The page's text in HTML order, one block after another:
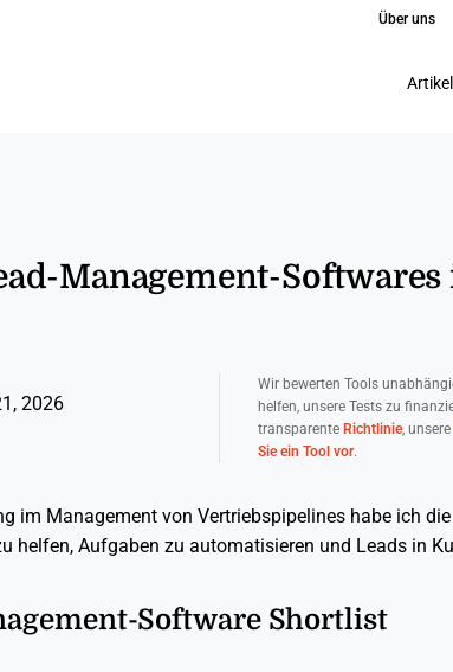
Über uns
Artikel
Management-
2026
Wir bewerten Tools
helfen, unsere Tests zu
transparente Richtlinie, unsere
Sie ein Tool vor.
im Management von Vertriebspipelines habe ich
helfen, Aufgaben zu automatisieren und Leads in
Software Shortlist